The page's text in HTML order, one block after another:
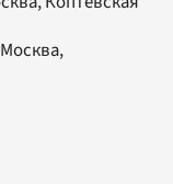
Москва,